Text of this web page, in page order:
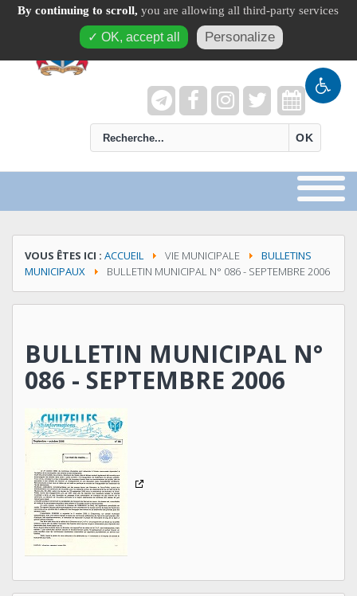
OK
VOUS ÊTES ICI : ACCUEIL VIE MUNICIPALE
BULLETINS
MUNICIPAUX
BULLETIN MUNICIPAL N° 086 - SEPTEMBRE 2006
BULLETIN MUNICIPAL N°
086 - SEPTEMBRE 2006
By continuing to scroll, you are allowing all third-party services
✓ OK, accept all Personalize